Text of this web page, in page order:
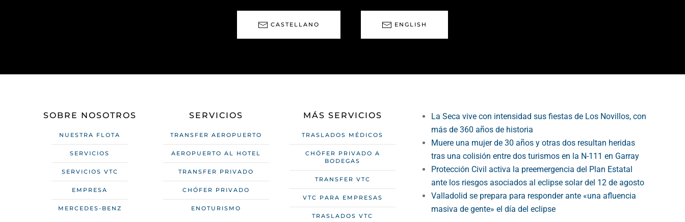
CASTELLANO ENGLISH
SOBRE NOSOTROS
NUESTRA FLOTA
SERVICIOS
SERVICIOS VTC
EMPRESA
MERCEDES-BENZ
SERVICIOS
TRANSFER AEROPUERTO
AEROPUERTO AL HOTEL
TRANSFER PRIVADO
CHÓFER PRIVADO
ENOTURISMO
MÁS SERVICIOS
TRASLADOS MÉDICOS
CHÓFER PRIVADO A
BODEGAS
TRANSFER VTC
VTC PARA EMPRESAS
TRASLADOS VTC
La Seca vive con intensidad sus fiestas de Los Novillos, con
más de 360 años de historia
Muere una mujer de 30 años y otras dos resultan heridas
tras una colisión entre dos turismos en la N-111 en Garray
Protección Civil activa la preemergencia del Plan Estatal
ante los riesgos asociados al eclipse solar del 12 de agosto
Valladolid se prepara para responder ante «una afluencia
masiva de gente» el día del eclipse